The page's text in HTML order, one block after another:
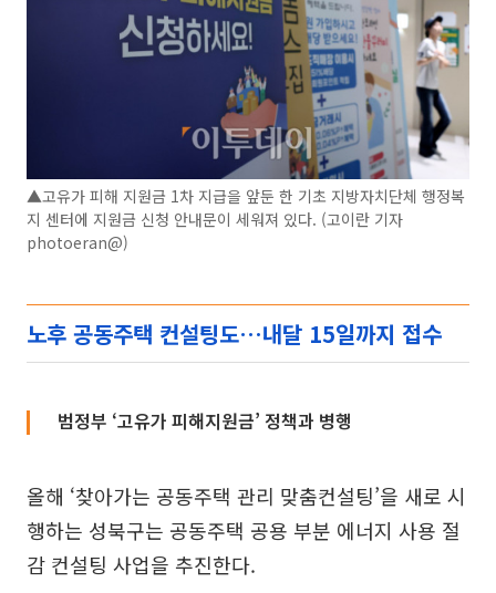
▲고유가 피해 지원금 1차 지급을 앞둔 한 기초 지방자치단체 행정복
지 센터에 지원금 신청 안내문이 세워져 있다. (고이란 기자
photoeran@)
노후 공동주택 컨설팅도…내달 15일까지 접수
범정부 ‘고유가 피해지원금’ 정책과 병행
올해 ‘찾아가는 공동주택 관리 맞춤컨설팅’을 새로 시
행하는 성북구는 공동주택 공용 부분 에너지 사용 절
감 컨설팅 사업을 추진한다.